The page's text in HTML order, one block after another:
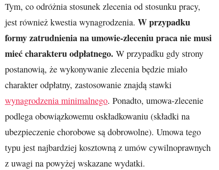
Tym, co odróżnia stosunek zlecenia od stosunku pracy,
jest również kwestia wynagrodzenia. W przypadku
formy zatrudnienia na umowie-zleceniu praca nie musi
mieć charakteru odpłatnego. W przypadku gdy strony
postanowią, że wykonywanie zlecenia będzie miało
charakter odpłatny, zastosowanie znajdą stawki
wynagrodzenia minimalnego. Ponadto, umowa-zlecenie
podlega obowiązkowemu oskładkowaniu (składki na
ubezpieczenie chorobowe są dobrowolne). Umowa tego
typu jest najbardziej kosztowną z umów cywilnoprawnych
z uwagi na powyżej wskazane wydatki.